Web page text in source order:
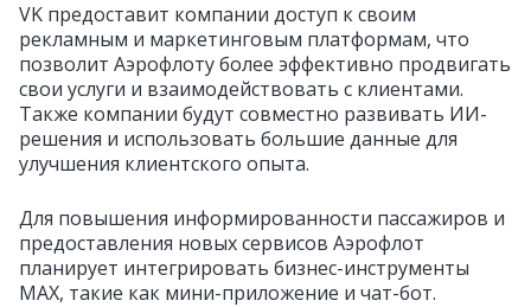
VK предоставит компании доступ к своим
рекламным и маркетинговым платформам, что
позволит Аэрофлоту более эффективно продвигать
свои услуги и взаимодействовать с клиентами.
Также компании будут совместно развивать ИИ-
решения и использовать большие данные для
улучшения клиентского опыта.
Для повышения информированности пассажиров и
предоставления новых сервисов Аэрофлот
планирует интегрировать бизнес-инструменты
МАХ, такие как мини-приложение и чат-бот.